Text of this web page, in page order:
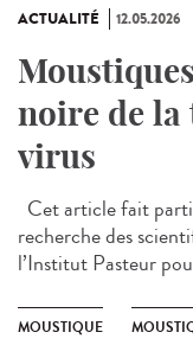
ACTUALITÉ 12.05.2026
noire de la
virus
Cet article fait
recherche des
l’Institut Pasteur
MOUSTIQUE